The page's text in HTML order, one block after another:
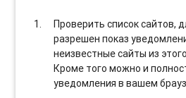
Проверить список сайтов,
разрешен показ
неизвестные сайты из
Кроме того можно и
уведомления в вашем